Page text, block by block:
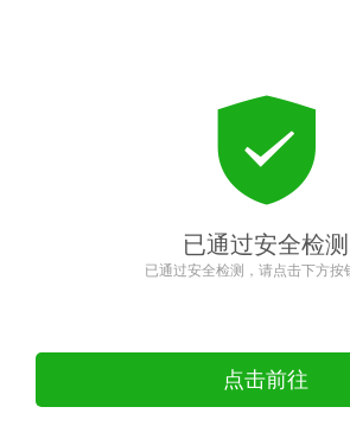
已通过安全检测
已通过安全检测，请点击下方按
点击前往